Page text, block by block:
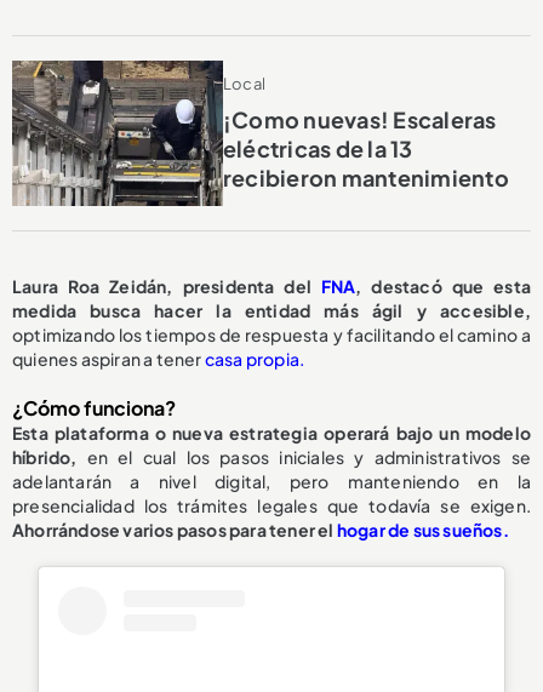
Local
¡Como nuevas! Escaleras
eléctricas de la 13
recibieron mantenimiento
Laura Roa Zeidán, presidenta del FNA, destacó que esta
medida busca hacer la entidad más ágil y accesible,
optimizando los tiempos de respuesta y facilitando el camino a
quienes aspiran a tenercasa propia.
¿Cómo funciona?
Esta plataforma o nueva estrategia operará bajo un modelo
híbrido, en el cual los pasos iniciales y administrativos se
adelantarán a nivel digital, pero manteniendo en la
presencialidad los trámites legales que todavía se exigen.
Ahorrándose varios pasos para tener el hogar de sus sueños.